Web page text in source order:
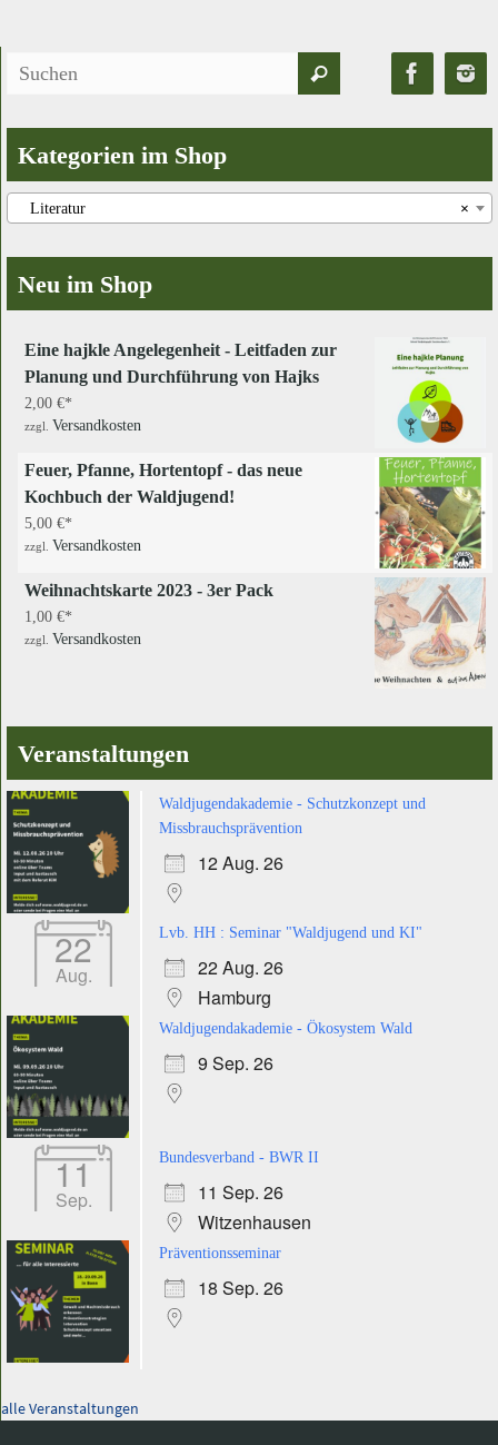
Suchen
Kategorien im Shop
×
Literatur
Neu im Shop
Eine hajkle Angelegenheit - Leitfaden zur
Planung und Durchführung von Hajks
2,00 €
zzgl. Versandkosten
Feuer, Pfanne, Hortentopf - das neue
Kochbuch der Waldjugend!
5,00 €
zzgl. Versandkosten
Weihnachtskarte 2023 - 3er Pack
1,00 €
zzgl. Versandkosten
Veranstaltungen
Waldjugendakademie - Schutzkonzept und
Missbrauchsprävention
12 Aug. 26
22
Aug.
Lvb. HH : Seminar "Waldjugend und KI"
22 Aug. 26
Hamburg
Waldjugendakademie - Ökosystem Wald
9 Sep. 26
11
Sep.
Bundesverband - BWR II
11 Sep. 26
Witzenhausen
Präventionsseminar
18 Sep. 26
alle Veranstaltungen